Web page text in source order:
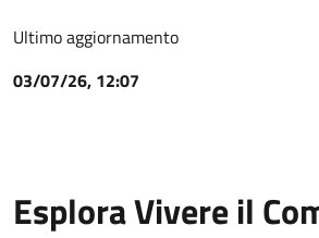
Ultimo aggiornamento
03/07/26, 12:07
Esplora Vivere il